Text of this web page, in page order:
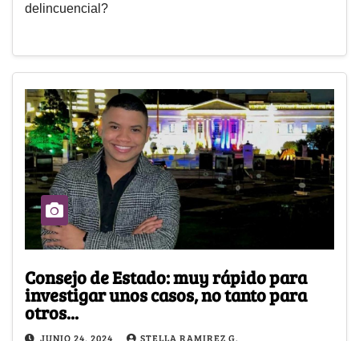
delincuencial?
Consejo de Estado: muy rápido para
investigar unos casos, no tanto para
otros...
JUNIO 24, 2024 STELLA RAMIREZ G.